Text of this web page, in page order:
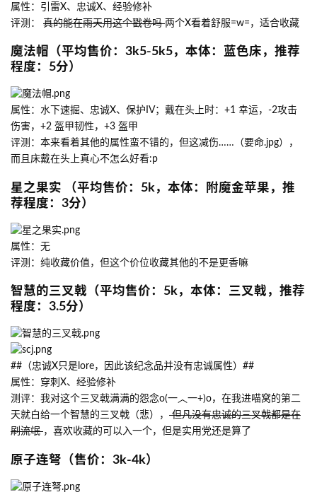
属性：引雷X、忠诚X、经验修补
评测： 真的能在雨天用这个戳卷吗两个X看着舒服=w=，适合收藏
魔法帽（平均售价：3k5-5k5，本体：蓝色床，推荐
程度：5分）
属性：水下速掘、忠诚X、保护IV；戴在头上时：+1 幸运，-2攻击
伤害，+2 盔甲韧性，+3 盔甲
评测：本来看着其他的属性蛮不错的，但这减伤……（要命.jpg），
而且床戴在头上真心不怎么好看:p
星之果实 （平均售价：5k，本体：附魔金苹果，推
荐程度：3分）
属性：无
评测：纯收藏价值，但这个价位收藏其他的不是更香嘛
智慧的三叉戟（平均售价：5k，本体：三叉戟，推荐
程度：3.5分）
##（忠诚X只是lore，因此该纪念品并没有忠诚属性）##
属性：穿刺X、经验修补
测评：我对这个三叉戟满满的怨念o(一︿一+)o，在我进喵窝的第二
天就白给一个智慧的三叉戟（悲）， 但凡没有忠诚的三叉戟都是在
刷流氓，喜欢收藏的可以入一个，但是实用党还是算了
原子连弩（售价：3k-4k）